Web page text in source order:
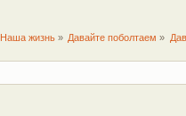
Наша жизнь » Давайте поболтаем »